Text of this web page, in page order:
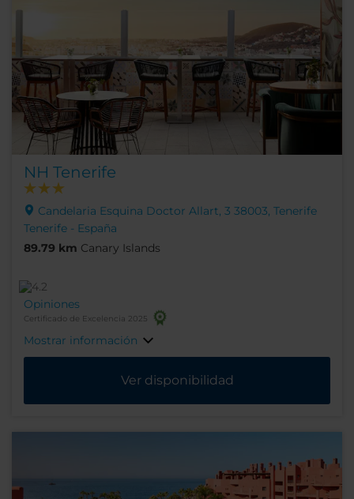
NH Tenerife
Candelaria Esquina Doctor Allart, 3 38003, Tenerife
Tenerife - España
89.79 km Canary Islands
Opiniones
Certificado de Excelencia 2025
Mostrar información
Ver disponibilidad